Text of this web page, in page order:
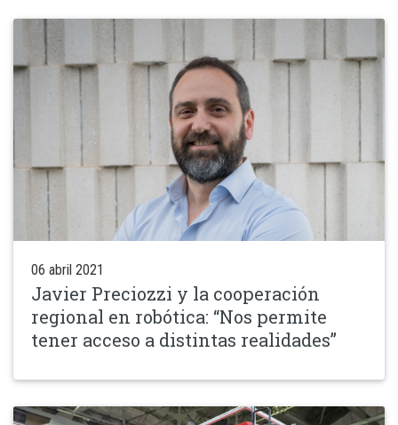
06 abril 2021
Javier Preciozzi y la cooperación
regional en robótica: “Nos permite
tener acceso a distintas realidades”